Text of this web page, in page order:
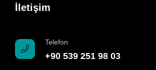
İletişim
Telefon
+90 539 251 98 03